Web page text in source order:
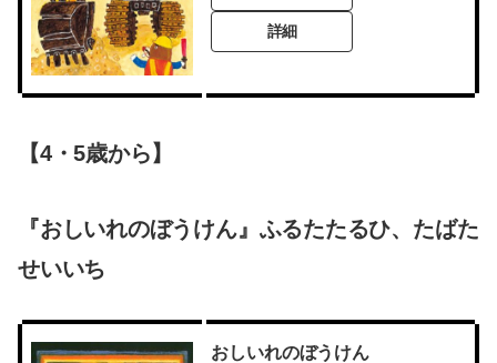
詳細
【4・5歳から】
『おしいれのぼうけん』ふるたたるひ、たばた
せいいち
おしいれのぼうけん